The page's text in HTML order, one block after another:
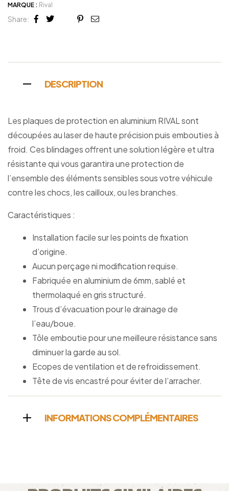
MARQUE : Rival
Share:
Facebook
TwitterLinkedin
Google+
Pinterest
Email
DESCRIPTION
Les plaques de protection en aluminium RIVAL sont
découpées au laser de haute précision puis embouties à
froid. Ces blindages offrent une solution légère et ultra
résistante qui vous garantira une protection de
l’ensemble des éléments sensibles sous votre véhicule
contre les chocs, les cailloux, ou les branches.
Caractéristiques :
Installation facile sur les points de fixation
d’origine.
Aucun perçage ni modification requise.
Fabriquée en aluminium de 6mm, sablé et
thermolaqué en gris structuré.
Trous d’évacuation pour le drainage de
l’eau/boue.
Tôle emboutie pour une meilleure résistance sans
diminuer la garde au sol.
Ecopes de ventilation et de refroidissement.
Tête de vis encastré pour éviter de l’arracher.
INFORMATIONS COMPLÉMENTAIRES